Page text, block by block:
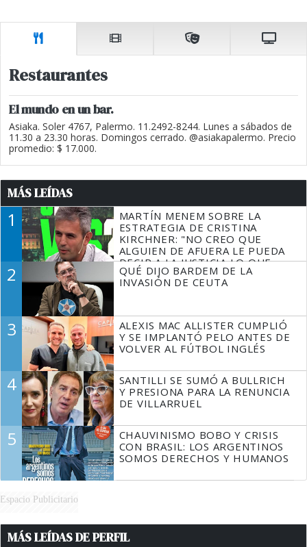
Restaurantes
El mundo en un bar.
Asiaka. Soler 4767, Palermo. 11.2492-8244. Lunes a sábados de
11.30 a 23.30 horas. Domingos cerrado. @asiakapalermo. Precio
promedio: $ 17.000.
MÁS LEÍDAS
1
MARTÍN MENEM SOBRE LA
ESTRATEGIA DE CRISTINA
KIRCHNER: "NO CREO QUE
ALGUIEN DE AFUERA LE PUEDA
DECIR A LA JUSTICIA LO QUE
TIENE QUE HACER"
2
QUÉ DIJO BARDEM DE LA
INVASIÓN DE CEUTA
3
ALEXIS MAC ALLISTER CUMPLIÓ
Y SE IMPLANTÓ PELO ANTES DE
VOLVER AL FÚTBOL INGLÉS
4
SANTILLI SE SUMÓ A BULLRICH
Y PRESIONA PARA LA RENUNCIA
DE VILLARRUEL
5
CHAUVINISMO BOBO Y CRISIS
CON BRASIL: LOS ARGENTINOS
SOMOS DERECHOS Y HUMANOS
Espacio Publicitario
MÁS LEÍDAS DE PERFIL